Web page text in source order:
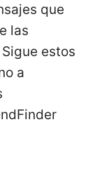
que
las
estos
a